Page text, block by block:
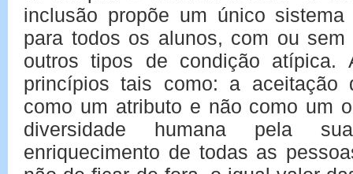
inclusão propõe um único
para todos os alunos, com ou
outros tipos de condição atípica.
princípios tais como: a aceitação
como um atributo e não como um
diversidade humana pela
enriquecimento de todas as